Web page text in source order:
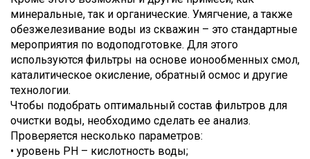
минеральные, так и органические. Умягчение, а также
обезжелезивание воды из скважин – это стандартные
мероприятия по водоподготовке. Для этого
используются фильтры на основе ионообменных смол,
каталитическое окисление, обратный осмос и другие
технологии.
Чтобы подобрать оптимальный состав фильтров для
очистки воды, необходимо сделать ее анализ.
Проверяется несколько параметров:
• уровень PH – кислотность воды;